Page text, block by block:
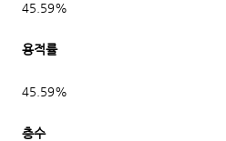
45.59%
용적률
45.59%
층수